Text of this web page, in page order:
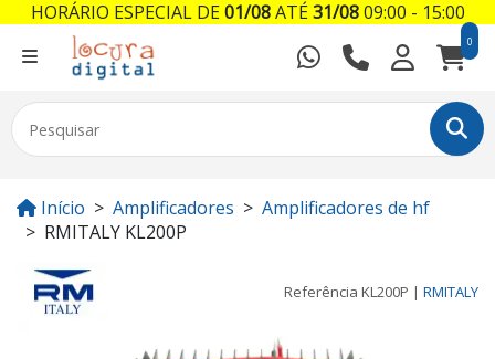
0
Início Amplificadores
Amplificadores de hf
RMITALY KL200P
Referência KL200P | RMITALY
HORÁRIO ESPECIAL DE01/08ATÉ31/0809:00 - 15:00